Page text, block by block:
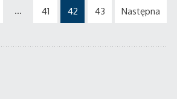
... 41 42 43 Następna